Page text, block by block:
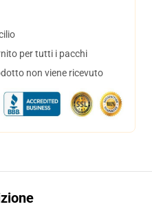
per tutti i pacchi
non viene ricevuto